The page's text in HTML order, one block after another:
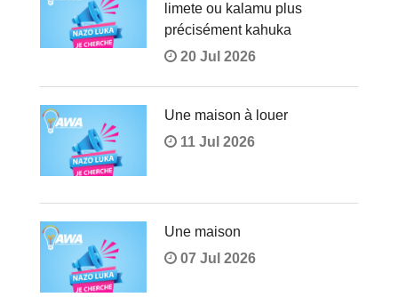
limete ou kalamu plus
précisément kahuka
20 Jul 2026
Une maison à louer
11 Jul 2026
Une maison
07 Jul 2026